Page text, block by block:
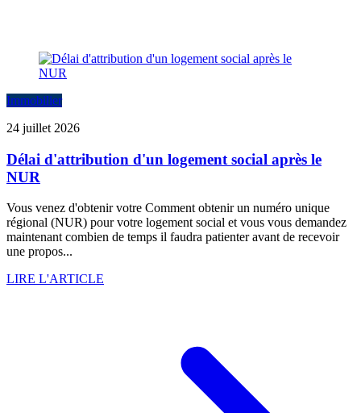
Immobilier
24 juillet 2026
Délai d'attribution d'un logement social après le
NUR
Vous venez d'obtenir votre Comment obtenir un numéro unique
régional (NUR) pour votre logement social et vous vous demandez
maintenant combien de temps il faudra patienter avant de recevoir
une propos...
LIRE L'ARTICLE